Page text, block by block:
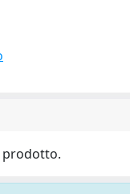
prodotto.